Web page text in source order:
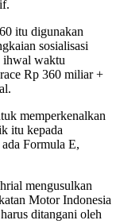
itu digunakan
sosialisasi
ihwal waktu
Rp 360 miliar +
memperkenalkan
itu kepada
Formula E,
mengusulkan
Motor Indonesia
ditangani oleh